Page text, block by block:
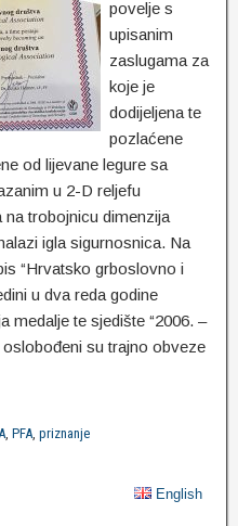
povelje s
upisanim
zaslugama za
koje je
dodijeljena te
pozlaćene
od lijevane legure sa
u 2-D reljefu
trobojnicu dimenzija
igla sigurnosnica. Na
“Hrvatsko grboslovno i
u dva reda godine
medalje te sjedište “2006. –
su trajno obveze
, PFA, priznanje
English